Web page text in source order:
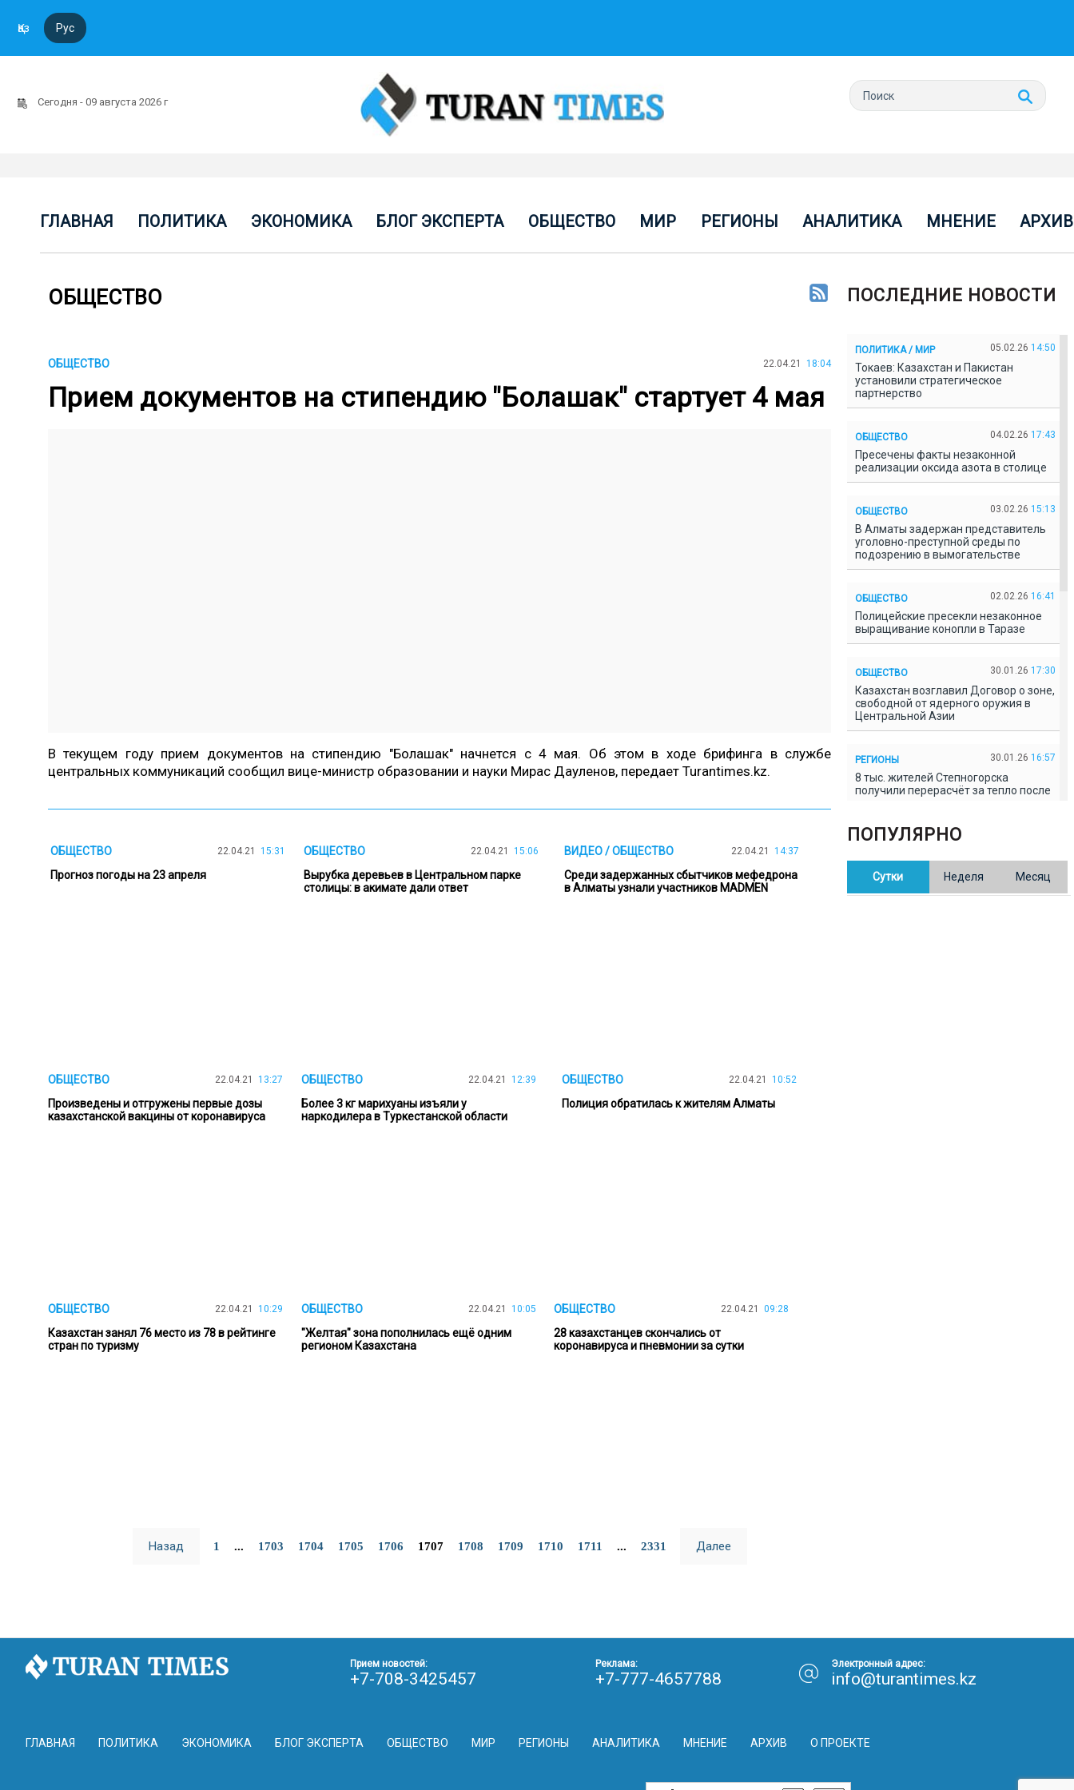
Қаз Рус
Сегодня - 09 августа 2026 г
ГЛАВНАЯ ПОЛИТИКА ЭКОНОМИКА БЛОГ ЭКСПЕРТА ОБЩЕСТВО МИР РЕГИОНЫ АНАЛИТИКА МНЕНИЕ АРХИВ
ОБЩЕСТВО
ОБЩЕСТВО 22.04.21 18:04
Прием документов на стипендию "Болашак" стартует 4 мая
В текущем году прием документов на стипендию "Болашак" начнется с 4 мая. Об этом в ходе брифинга в службе
центральных коммуникаций сообщил вице-министр образовании и науки Мирас Дауленов, передает Turantimes.kz.
ОБЩЕСТВО 22.04.21 15:31
Прогноз погоды на 23 апреля
ОБЩЕСТВО 22.04.21 15:06
Вырубка деревьев в Центральном парке
столицы: в акимате дали ответ
ВИДЕО / ОБЩЕСТВО 22.04.21 14:37
Среди задержанных сбытчиков мефедрона
в Алматы узнали участников MADMEN
ОБЩЕСТВО 22.04.21 13:27
Произведены и отгружены первые дозы
казахстанской вакцины от коронавируса
ОБЩЕСТВО 22.04.21 12:39
Более 3 кг марихуаны изъяли у
наркодилера в Туркестанской области
ОБЩЕСТВО 22.04.21 10:52
Полиция обратилась к жителям Алматы
ОБЩЕСТВО 22.04.21 10:29
Казахстан занял 76 место из 78 в рейтинге
стран по туризму
ОБЩЕСТВО 22.04.21 10:05
"Желтая" зона пополнилась ещё одним
регионом Казахстана
ОБЩЕСТВО 22.04.21 09:28
28 казахстанцев скончались от
коронавируса и пневмонии за сутки
Назад 1 ... 1703 1704 1705 1706 1707 1708 1709 1710 1711 ... 2331 Далее
ПОСЛЕДНИЕ НОВОСТИ
ПОЛИТИКА / МИР 05.02.26 14:50
Токаев: Казахстан и Пакистан
установили стратегическое
партнерство
ОБЩЕСТВО 04.02.26 17:43
Пресечены факты незаконной
реализации оксида азота в столице
ОБЩЕСТВО 03.02.26 15:13
В Алматы задержан представитель
уголовно-преступной среды по
подозрению в вымогательстве
ОБЩЕСТВО 02.02.26 16:41
Полицейские пресекли незаконное
выращивание конопли в Таразе
ОБЩЕСТВО 30.01.26 17:30
Казахстан возглавил Договор о зоне,
свободной от ядерного оружия в
Центральной Азии
РЕГИОНЫ 30.01.26 16:57
8 тыс. жителей Степногорска
получили перерасчёт за тепло после
В Казахстане готовят новую
редакцию Конституции: меняется
ПОПУЛЯРНО
Сутки Неделя Месяц
ГЛАВНАЯ ПОЛИТИКА ЭКОНОМИКА БЛОГ ЭКСПЕРТА ОБЩЕСТВО МИР РЕГИОНЫ АНАЛИТИКА МНЕНИЕ АРХИВ О ПРОЕКТЕ
Прием новостей:
+7-708-3425457
Реклама:
+7-777-4657788
Электронный адрес:
info@turantimes.kz